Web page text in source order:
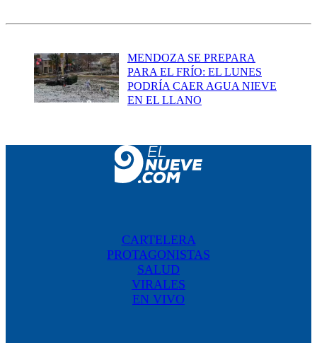
MENDOZA SE PREPARA
PARA EL FRÍO: EL LUNES
PODRÍA CAER AGUA NIEVE
EN EL LLANO
CARTELERA
PROTAGONISTAS
SALUD
VIRALES
EN VIVO